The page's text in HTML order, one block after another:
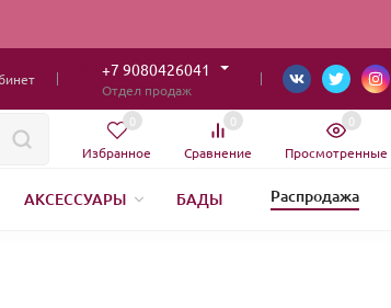
+7 9080426041
Отдел продаж
Избранное
0
Сравнение
0
Просмотренные
0
АКСЕССУАРЫ
БАДЫ
Распродажа